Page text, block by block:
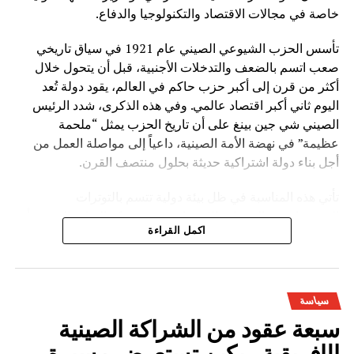
خاصة في مجالات الاقتصاد والتكنولوجيا والدفاع.
تأسس الحزب الشيوعي الصيني عام 1921 في سياق تاريخي
صعب اتسم بالضعف والتدخلات الأجنبية، قبل أن يتحول خلال
أكثر من قرن إلى أكبر حزب حاكم في العالم، يقود دولة تُعد
اليوم ثاني أكبر اقتصاد عالمي. وفي هذه الذكرى، شدد الرئيس
الصيني شي جين بينغ على أن تاريخ الحزب يمثل “ملحمة
عظيمة” في نهضة الأمة الصينية، داعياً إلى مواصلة العمل من
أجل بناء دولة اشتراكية حديثة بحلول منتصف القرن.
الجيوسياسية والتغيرات الاقتصادية، حيث تؤكد القيادة الصينية أن
العالم يعيش مرحلة “تغيرات عميقة غير مسبوقة”. وفي هذا
التخطيط طويل المدى، والتقدم الصناعي، والتوسع التكنولوجي.
كما تسعى الصين إلى تقديم ما تسميه “الحكمة الصينية”
و”الحلول الصينية” كبديل أو مكمل للنماذج الغربية في إدارة
التنمية والعلاقات الدولية، مع التأكيد على بناء “مجتمع المصير
اكمل القراءة
سياسة
سبعة عقود من الشراكة الصينية